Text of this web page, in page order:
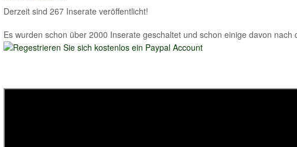
Derzeit sind 267 Inserate veröffentlicht!
Es wurden schon über 2000 Inserate geschaltet und schon einige davon nach